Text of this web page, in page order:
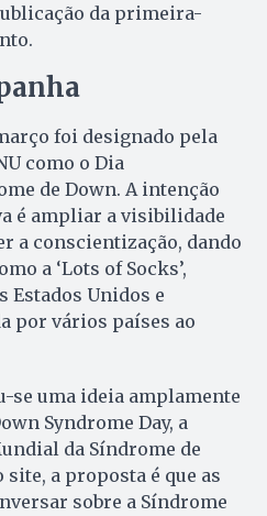
da primeira-
foi designado pela
como o Dia
de Down. A intenção
é ampliar a visibilidade
a conscientização, dando
a ‘Lots of Socks’,
Unidos e
por vários países ao
se uma ideia amplamente
Syndrome Day, a
da Síndrome de
site, a proposta é que as
sobre a Síndrome